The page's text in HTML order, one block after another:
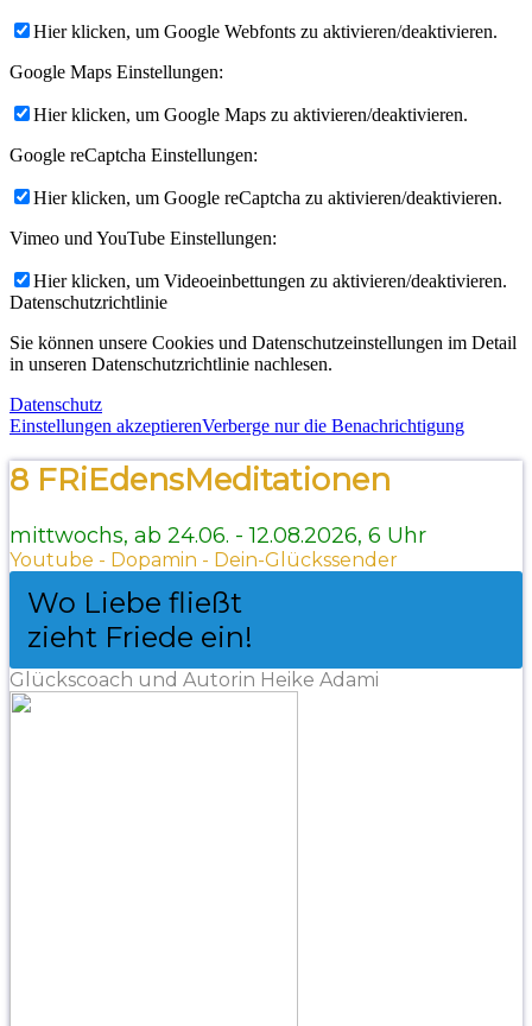
Hier klicken, um Google Webfonts zu aktivieren/deaktivieren.
Google Maps Einstellungen:
Hier klicken, um Google Maps zu aktivieren/deaktivieren.
Google reCaptcha Einstellungen:
Hier klicken, um Google reCaptcha zu aktivieren/deaktivieren.
Vimeo und YouTube Einstellungen:
Hier klicken, um Videoeinbettungen zu aktivieren/deaktivieren.
Datenschutzrichtlinie
Sie können unsere Cookies und Datenschutzeinstellungen im Detail
in unseren Datenschutzrichtlinie nachlesen.
Datenschutz
Einstellungen akzeptierenVerberge nur die Benachrichtigung
8 FRiEdensMeditationen
mittwochs, ab 24.06. - 12.08.2026, 6 Uhr
Youtube - Dopamin - Dein-Glückssender
Wo Liebe fließt
zieht Friede ein!
Glückscoach und Autorin Heike Adami